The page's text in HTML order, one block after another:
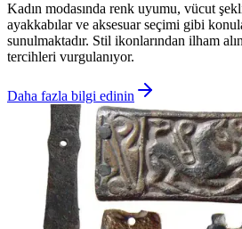
Kadın modasında renk uyumu, vücut
ayakkabılar ve aksesuar seçimi gibi
sunulmaktadır. Stil ikonlarından ilham
tercihleri vurgulanıyor.
Daha fazla bilgi edinin